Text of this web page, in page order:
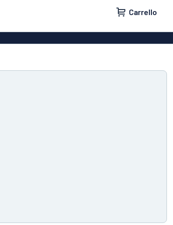
Carrello
Targhe aziendali